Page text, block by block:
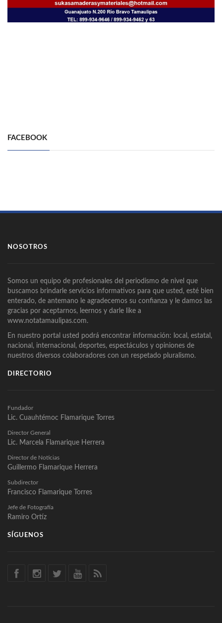
FACEBOOK
NOSOTROS
Somos un equipo de profesionales del periodismo de nivel que
buscamos brindarle servicios informativos para que usted, esté bien
enterado, de antemano le agradecemos su confianza y le damos las
gracias por aceptarnos, leernos y darle like a
www.notatamaulipas.com.
En nuestro portal usted podrá encontrar información: local, estatal,
nacional, internacional, deportes, espectáculos y opiniones de
nuestros diversos colaboradores con un respetado pluralismo.
DIRECTORIO
Fundador
Lic. Cuauhtémoc Flamarique Torres
Director General
Lic. Marcela Flamarique Herrera
Director de Noticias
Guillermo Flamarique Herrera
Subdirector
Francisco Flamarique Torres
Jefe de Fotografía
Ramiro Ortíz
SÍGUENOS